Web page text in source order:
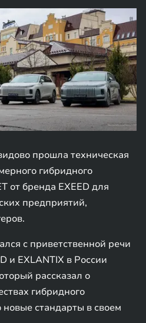
прошла техническая
гибридного
от бренда EXEED для
предприятий,
с приветственной речи
и EXLANTIX в России
рассказал о
гибридного
стандарты в своем